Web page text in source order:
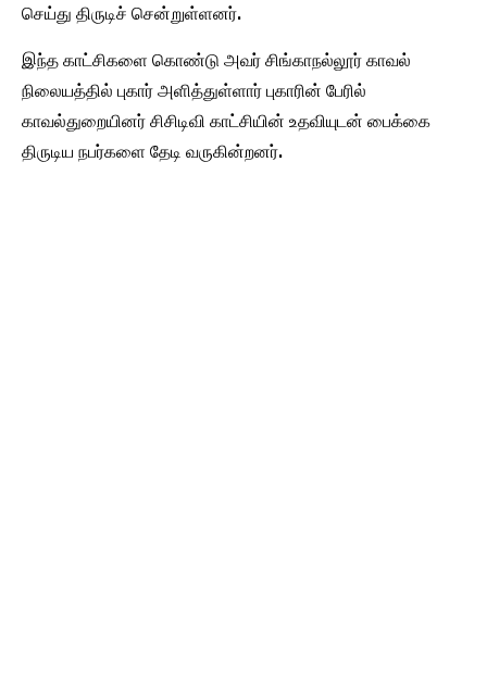
செய்து திருடிச் சென்றுள்ளனர்.
இந்த காட்சிகளை கொண்டு அவர் சிங்காநல்லூர் காவல்
நிலையத்தில் புகார் அளித்துள்ளார் புகாரின் பேரில்
காவல்துறையினர் சிசிடிவி காட்சியின் உதவியுடன் பைக்கை
திருடிய நபர்களை தேடி வருகின்றனர்.